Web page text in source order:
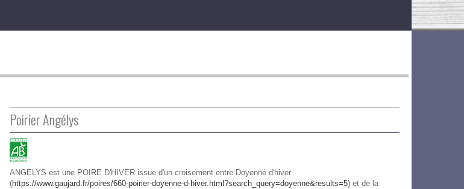
Poirier Angélys
ANGELYS est une POIRE D'HIVER issue d'un croisement entre Doyenné d'hiver
(https://www.gaujard.fr/poires/660-poirier-doyenne-d-hiver.html?search_query=doyenne&results=5) et de la